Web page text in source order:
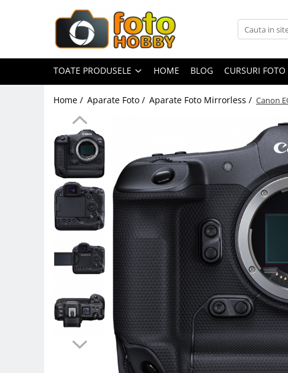
Toate Produsele
Aparate Foto
Aparate Foto Mirrorless
Aparate Foto DSLR
Aparate Foto Compacte
Aparate foto instant
Aparate foto pe film
Cursuri foto
Obiective foto si accesorii
Obiective Mirorless
Obiective DSLR
Huse si tocuri protectie obiective
Obiective Cinematice
Teleconvertoare
Adaptoare montura / baioneta
Capace obiectiv si camera
TOATE PRODUSELE HOME BLOG CURSURI FOTO
Home / Aparate Foto / Aparate Foto Mirrorless / Canon